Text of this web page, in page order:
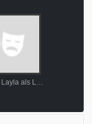
Aflevering 9 - Layla als Loek